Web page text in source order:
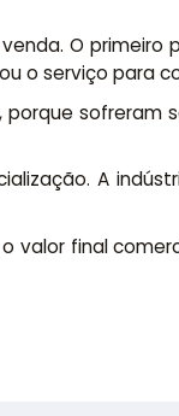
O primeiro
o serviço para
porque sofreram
A
valor final